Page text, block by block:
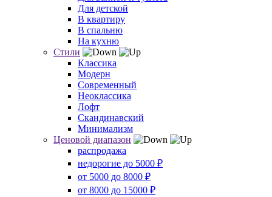
Для детской
В квартиру
В спальню
На кухню
Стили
Классика
Модерн
Современный
Неоклассика
Лофт
Скандинавский
Минимализм
Ценовой диапазон
распродажа
недорогие до 5000 ₽
от 5000 до 8000 ₽
от 8000 до 15000 ₽